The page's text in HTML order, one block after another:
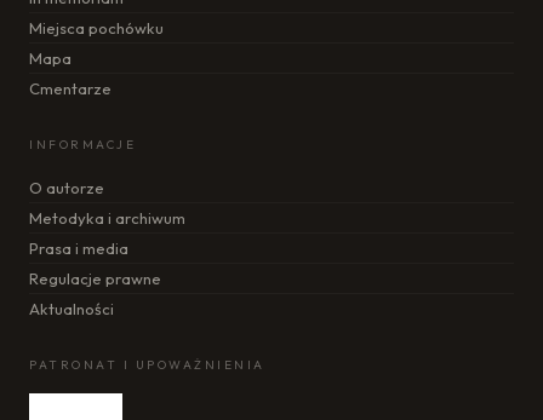
Miejsca pochówku
Mapa
Cmentarze
INFORMACJE
O autorze
Metodyka i archiwum
Prasa i media
Regulacje prawne
Aktualności
PATRONAT I UPOWAŻNIENIA